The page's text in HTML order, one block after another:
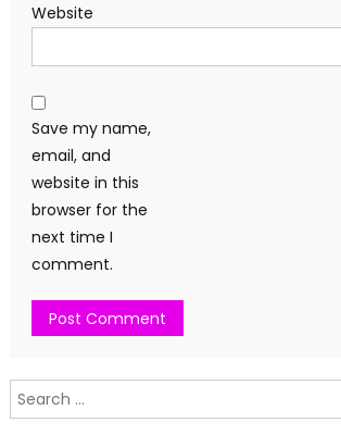
Website
Save my name,
email, and
website in this
browser for the
next time I
comment.
Search
for: